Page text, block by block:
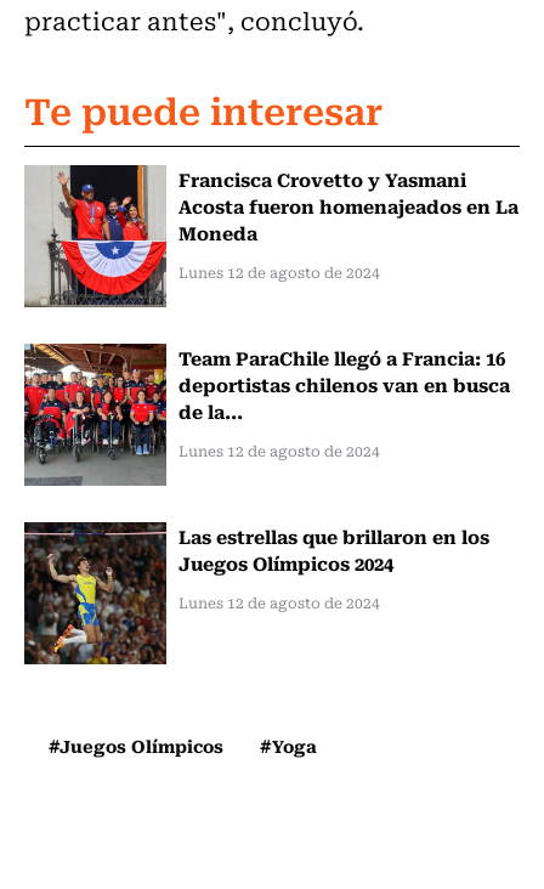
practicar antes", concluyó.
Te puede interesar
Francisca Crovetto y Yasmani
Acosta fueron homenajeados en La
Moneda
Lunes 12 de agosto de 2024
Team ParaChile llegó a Francia: 16
deportistas chilenos van en busca
de la...
Lunes 12 de agosto de 2024
Las estrellas que brillaron en los
Juegos Olímpicos 2024
Lunes 12 de agosto de 2024
#Juegos Olímpicos #Yoga